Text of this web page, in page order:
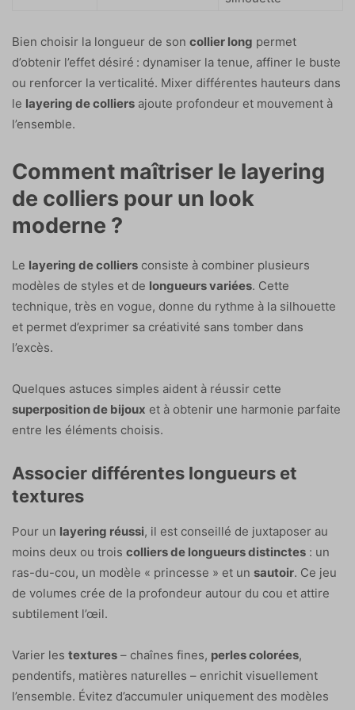
Bien choisir la longueur de son collier long permet
d’obtenir l’effet désiré : dynamiser la tenue, affiner le buste
ou renforcer la verticalité. Mixer différentes hauteurs dans
le layering de colliers ajoute profondeur et mouvement à
l’ensemble.
Comment maîtriser le layering
de colliers pour un look
moderne ?
Le layering de colliers consiste à combiner plusieurs
modèles de styles et de longueurs variées. Cette
technique, très en vogue, donne du rythme à la silhouette
et permet d’exprimer sa créativité sans tomber dans
l’excès.
Quelques astuces simples aident à réussir cette
superposition de bijoux et à obtenir une harmonie parfaite
entre les éléments choisis.
Associer différentes longueurs et
textures
Pour un layering réussi, il est conseillé de juxtaposer au
moins deux ou trois colliers de longueurs distinctes : un
ras-du-cou, un modèle « princesse » et un sautoir. Ce jeu
de volumes crée de la profondeur autour du cou et attire
subtilement l’œil.
Varier les textures – chaînes fines, perles colorées,
pendentifs, matières naturelles – enrichit visuellement
l’ensemble. Évitez d’accumuler uniquement des modèles